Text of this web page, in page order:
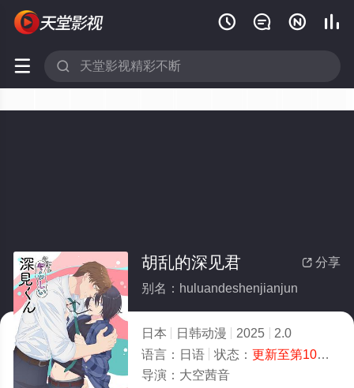
   
 
 分享
胡乱的深见君
别名：huluandeshenjianjun
日本 日韩动漫 2025
2.0
语言： 日语 状态： 更新至第10集
导演： 大空茜音